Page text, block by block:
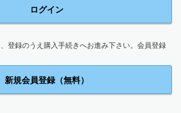
ログイン
登録のうえ購入手続きへお進み下さい。会員登録
新規会員登録（無料）